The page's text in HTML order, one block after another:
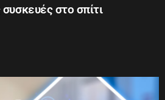
στο σπίτι